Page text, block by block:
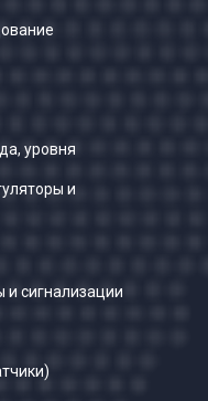
уровня
и
сигнализации